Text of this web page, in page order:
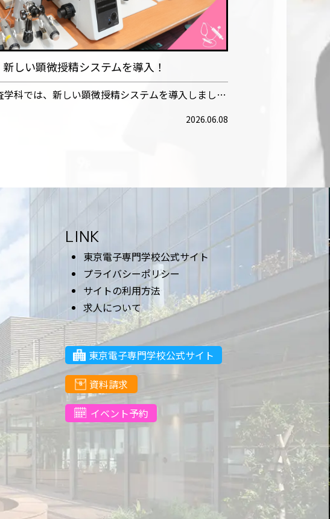
しい顕微授精システムを導入！
学科では、新しい顕微授精システムを導入しまし…
2026.06.08
LINK
東京電子専門学校公式サイト
プライバシーポリシー
サイトの利用方法
求人について
東京電子専門学校公式サイト
資料請求
イベント予約